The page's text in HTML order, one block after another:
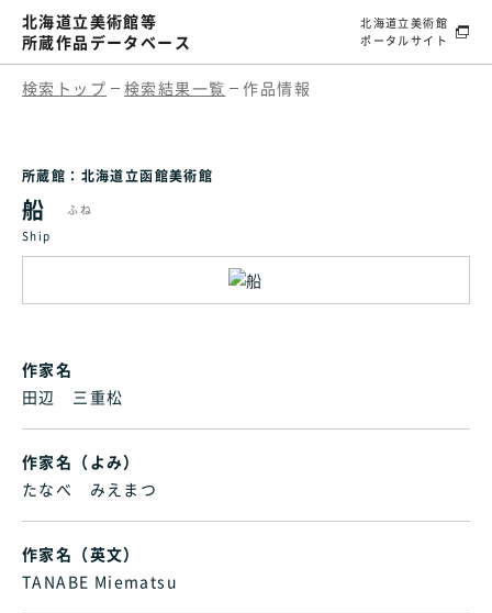
北海道立美術館等
所蔵作品データベース
北海道立美術館
ポータルサイト
検索トップ 検索結果一覧 作品情報
所蔵館：北海道立函館美術館
船
ふね
Ship
作家名
田辺 三重松
作家名（よみ）
たなべ みえまつ
作家名（英文）
TANABE Miematsu